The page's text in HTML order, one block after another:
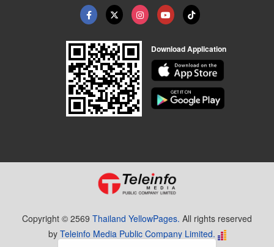
Download Application
Copyright © 2569 Thailand YellowPages. All rights reserved
by Teleinfo Media Public Company Limited.